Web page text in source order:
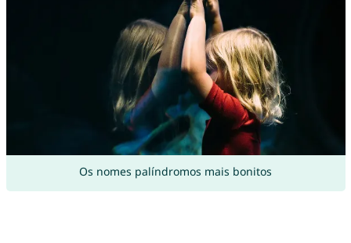
Os nomes palíndromos mais bonitos